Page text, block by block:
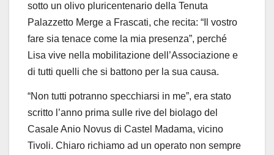
sotto un olivo pluricentenario della Tenuta
Palazzetto Merge a Frascati, che recita: “Il vostro
fare sia tenace come la mia presenza”, perché
Lisa vive nella mobilitazione dell’Associazione e
di tutti quelli che si battono per la sua causa.
“Non tutti potranno specchiarsi in me”, era stato
scritto l’anno prima sulle rive del biolago del
Casale Anio Novus di Castel Madama, vicino
Tivoli. Chiaro richiamo ad un operato non sempre